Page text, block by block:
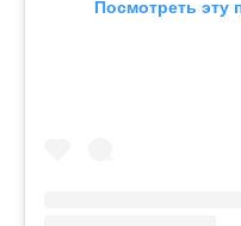
Посмотреть эту